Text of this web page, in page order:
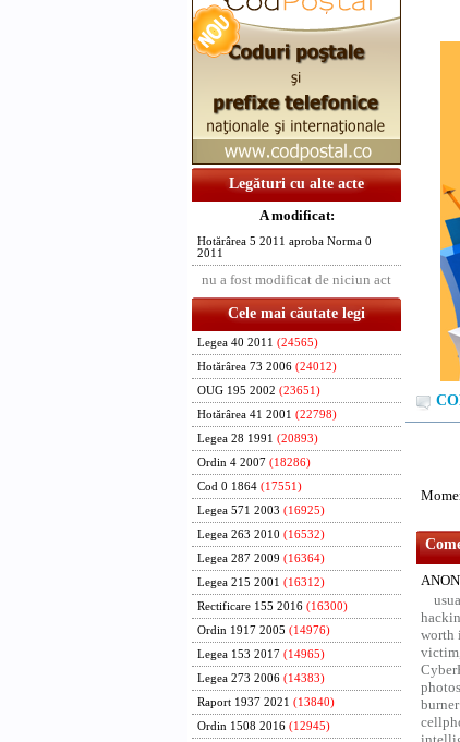
Legături cu alte acte
A modificat:
Hotărârea 5 2011 aproba Norma 0
2011
nu a fost modificat de niciun act
Cele mai căutate legi
Legea 40 2011 (24565)
Hotărârea 73 2006 (24012)
OUG 195 2002 (23651)
Hotărârea 41 2001 (22798)
Legea 28 1991 (20893)
Ordin 4 2007 (18286)
Cod 0 1864 (17551)
Legea 571 2003 (16925)
Legea 263 2010 (16532)
Legea 287 2009 (16364)
Legea 215 2001 (16312)
Rectificare 155 2016 (16300)
Ordin 1917 2005 (14976)
Legea 153 2017 (14965)
Legea 273 2006 (14383)
Raport 1937 2021 (13840)
Ordin 1508 2016 (12945)
worth